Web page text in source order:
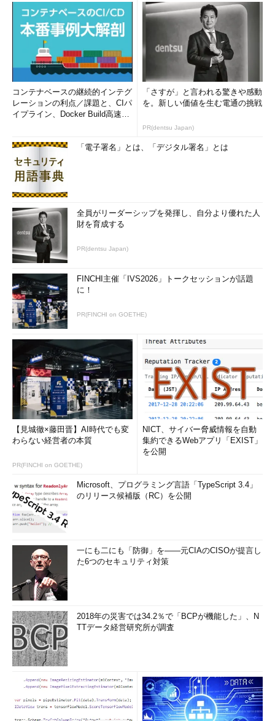
コンテナベースの継続的インテグ
レーションの利点／課題と、CIパ
イプライン、Docker Build高速化
「さすが」と言われる驚きや感動
を。新しい価値を生む電通の挑戦
PR(dentsu Japan)
「電子署名」とは、「デジタル署名」とは
全員がリーダーシップを発揮し、自分より優れた人
財を育成する
PR(dentsu Japan)
FINCHI主催「IVS2026」トークセッションが話題
に！
PR(FINCHI on GOETHE)
【見城徹×藤田晋】AI時代でも変
わらない経営者の本質
PR(FINCHI on GOETHE)
NICT、サイバー脅威情報を自動
集約できるWebアプリ「EXIST」
を公開
Microsoft、プログラミング言語「TypeScript 3.4」
のリリース候補版（RC）を公開
一にも二にも「防御」を――元CIAのCISOが提言し
た6つのセキュリティ対策
2018年の災害では34.2％で「BCPが機能した」、N
TTデータ経営研究所が調査